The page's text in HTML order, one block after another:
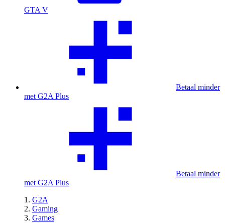
GTA V
Betaal minder
met G2A Plus
Betaal minder
met G2A Plus
G2A
Gaming
Games